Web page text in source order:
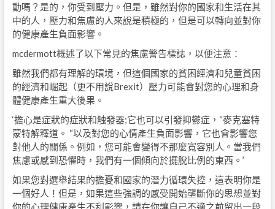
動嗎？是的，你受到壓力。但是，雖然對你的國家和生活在其
中的人，壓力和焦慮的人來說是積極的，但是可以轉向並對你
的健康產生負面影響。
mcdermott概述了以下常見的焦慮警告標誌，以便注意：
雖然我們都有理解的環境，但這個國家的貧困經濟和兒童貧困
的經濟和崛起（更不用說Brexit）壓力可能會對您的心理和身
體健康產生重大後果。
‘擔心是症狀的症狀和触發器;它也可以引發抑鬱症，“麥克塞特
蒙特解釋道。 “以及對您的心情產生負面影響，它也會影響您
對他人的關係。例如，您可能會變得不那麼寬容別人。當我們
焦慮或感到恐懼時，我們有一個傾向於擺脫比例的東西。’
如果您對選舉結果的擔憂和國家的潛力循環失控，這表明你是
一個好人！但是，如果這些強調的感受開始壟斷你的思想並對
你的心理健康產生不利影響，請在你讓自己不適之前留出一段